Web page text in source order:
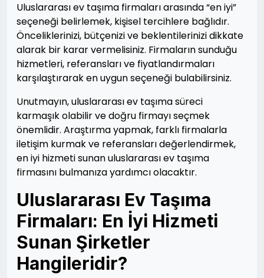
Uluslararası ev taşıma firmaları arasında “en iyi”
seçeneği belirlemek, kişisel tercihlere bağlıdır.
Önceliklerinizi, bütçenizi ve beklentilerinizi dikkate
alarak bir karar vermelisiniz. Firmaların sunduğu
hizmetleri, referansları ve fiyatlandırmaları
karşılaştırarak en uygun seçeneği bulabilirsiniz.
Unutmayın, uluslararası ev taşıma süreci
karmaşık olabilir ve doğru firmayı seçmek
önemlidir. Araştırma yapmak, farklı firmalarla
iletişim kurmak ve referansları değerlendirmek,
en iyi hizmeti sunan uluslararası ev taşıma
firmasını bulmanıza yardımcı olacaktır.
Uluslararası Ev Taşıma
Firmaları: En İyi Hizmeti
Sunan Şirketler
Hangileridir?